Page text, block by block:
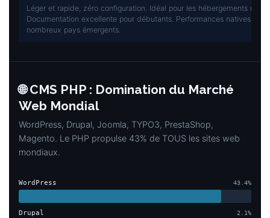
Léger et rapide, zéro configuration. Idéal pour les hébergements
Documentation excellente pour débutants. Performances natives
nombreux pays émergents.
🌐 CMS PHP : Domination du Marché
Web Mondial
WordPress, Drupal, Joomla, TYPO3, PrestaShop,
Magento. Le PHP propulse 43% de TOUS les sites web
mondiaux.
WordPress 43.4%
Drupal 2.1%